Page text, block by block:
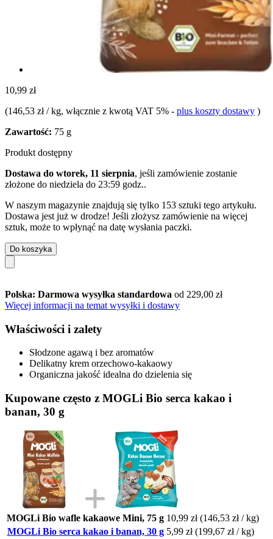
10,99 zł
(146,53 zł / kg, włącznie z kwotą VAT 5% - plus koszty dostawy )
Zawartość: 75 g
Produkt dostępny
Dostawa do wtorek, 11 sierpnia, jeśli zamówienie zostanie
złożone do niedziela do 23:59 godz..
W naszym magazynie znajdują się tylko 153 sztuki tego artykułu.
Dostawa jest już w drodze! Jeśli złożysz zamówienie na więcej
sztuk, może to wpłynąć na datę wysłania paczki.
Do koszyka
Polska: Darmowa wysyłka standardowa od 229,00 zł
Więcej informacji na temat wysyłki i dostawy
Właściwości i zalety
Słodzone agawą i bez aromatów
Delikatny krem orzechowo-kakaowy
Organiczna jakość idealna do dzielenia się
Kupowane często z MOGLi Bio serca kakao i
banan, 30 g
MOGLi Bio wafle kakaowe Mini, 75 g 10,99 zł (146,53 zł / kg)
MOGLi Bio serca kakao i banan, 30 g 5,99 zł (199,67 zł / kg)